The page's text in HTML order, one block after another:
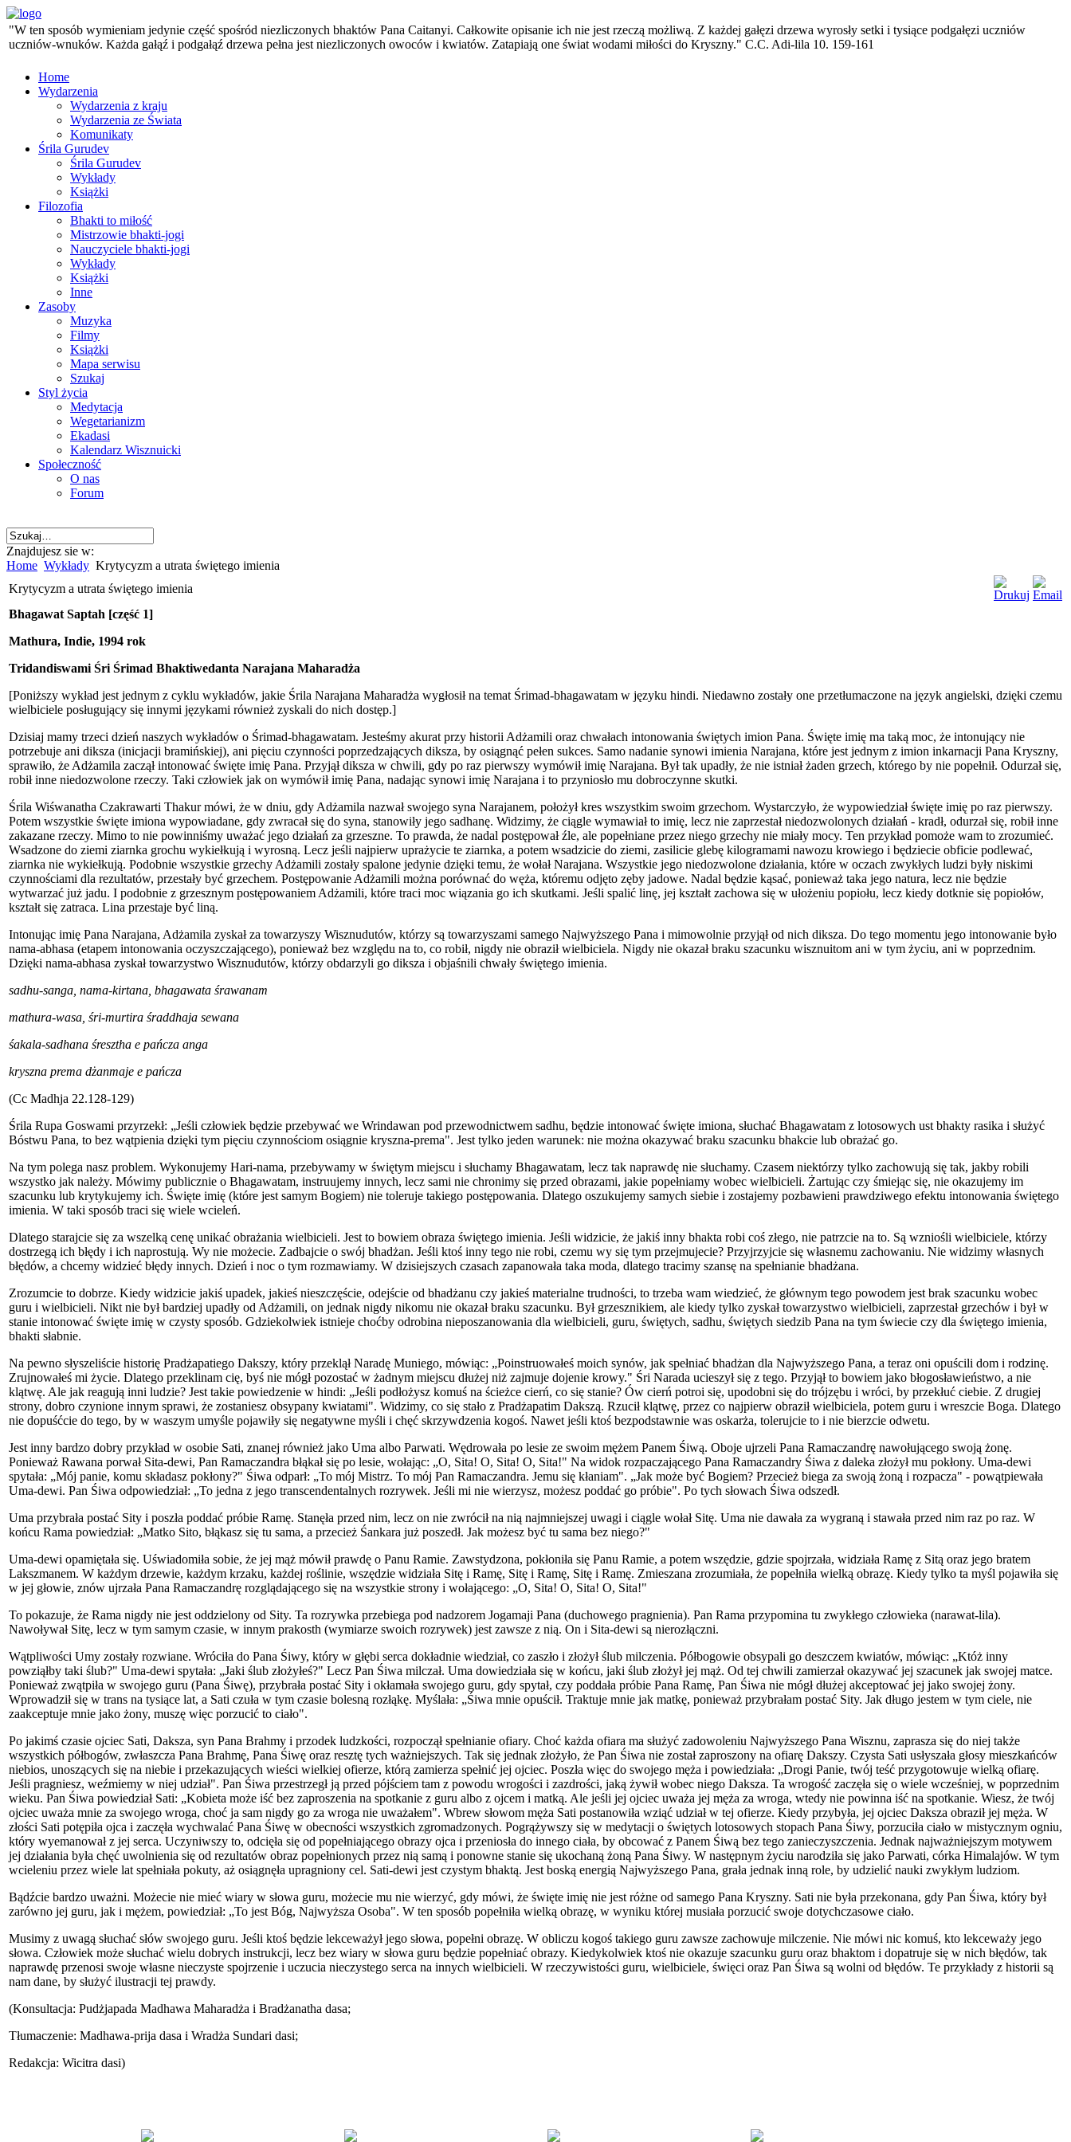
"W ten sposób wymieniam jedynie część spośród niezliczonych bhaktów Pana Caitanyi. Całkowite opisanie ich nie jest rzeczą możliwą. Z każdej gałęzi drzewa wyrosły setki i tysiące podgałęzi uczniów
uczniów-wnuków. Każda gałąź i podgałąź drzewa pełna jest niezliczonych owoców i kwiatów. Zatapiają one świat wodami miłości do Kryszny." C.C. Adi-lila 10. 159-161
Home
Wydarzenia
Wydarzenia z kraju
Wydarzenia ze Świata
Komunikaty
Śrila Gurudev
Śrila Gurudev
Wykłady
Książki
Filozofia
Bhakti to miłość
Mistrzowie bhakti-jogi
Nauczyciele bhakti-jogi
Wykłady
Książki
Inne
Zasoby
Muzyka
Filmy
Książki
Mapa serwisu
Szukaj
Styl życia
Medytacja
Wegetarianizm
Ekadasi
Kalendarz Wisznuicki
Społeczność
O nas
Forum
Znajdujesz sie w:
Home Wykłady Krytycyzm a utrata świętego imienia
Krytycyzm a utrata świętego imienia
Bhagawat Saptah [część 1]
Mathura, Indie, 1994 rok
Tridandiswami Śri Śrimad Bhaktiwedanta Narajana Maharadża
[Poniższy wykład jest jednym z cyklu wykładów, jakie Śrila Narajana Maharadża wygłosił na temat Śrimad-bhagawatam w języku hindi. Niedawno zostały one przetłumaczone na język angielski, dzięki czemu
wielbiciele posługujący się innymi językami również zyskali do nich dostęp.]
Dzisiaj mamy trzeci dzień naszych wykładów o Śrimad-bhagawatam. Jesteśmy akurat przy historii Adżamili oraz chwałach intonowania świętych imion Pana. Święte imię ma taką moc, że intonujący nie
potrzebuje ani diksza (inicjacji bramińskiej), ani pięciu czynności poprzedzających diksza, by osiągnąć pełen sukces. Samo nadanie synowi imienia Narajana, które jest jednym z imion inkarnacji Pana Kryszny,
sprawiło, że Adżamila zaczął intonować święte imię Pana. Przyjął diksza w chwili, gdy po raz pierwszy wymówił imię Narajana. Był tak upadły, że nie istniał żaden grzech, którego by nie popełnił. Odurzał się,
robił inne niedozwolone rzeczy. Taki człowiek jak on wymówił imię Pana, nadając synowi imię Narajana i to przyniosło mu dobroczynne skutki.
Śrila Wiśwanatha Czakrawarti Thakur mówi, że w dniu, gdy Adżamila nazwał swojego syna Narajanem, położył kres wszystkim swoim grzechom. Wystarczyło, że wypowiedział święte imię po raz pierwszy.
Potem wszystkie święte imiona wypowiadane, gdy zwracał się do syna, stanowiły jego sadhanę. Widzimy, że ciągle wymawiał to imię, lecz nie zaprzestał niedozwolonych działań - kradł, odurzał się, robił inne
zakazane rzeczy. Mimo to nie powinniśmy uważać jego działań za grzeszne. To prawda, że nadal postępował źle, ale popełniane przez niego grzechy nie miały mocy. Ten przykład pomoże wam to zrozumieć.
Wsadzone do ziemi ziarnka grochu wykiełkują i wyrosną. Lecz jeśli najpierw uprażycie te ziarnka, a potem wsadzicie do ziemi, zasilicie glebę kilogramami nawozu krowiego i będziecie obficie podlewać,
ziarnka nie wykiełkują. Podobnie wszystkie grzechy Adżamili zostały spalone jedynie dzięki temu, że wołał Narajana. Wszystkie jego niedozwolone działania, które w oczach zwykłych ludzi były niskimi
czynnościami dla rezultatów, przestały być grzechem. Postępowanie Adżamili można porównać do węża, któremu odjęto zęby jadowe. Nadal będzie kąsać, ponieważ taka jego natura, lecz nie będzie
wytwarzać już jadu. I podobnie z grzesznym postępowaniem Adżamili, które traci moc wiązania go ich skutkami. Jeśli spalić linę, jej kształt zachowa się w ułożeniu popiołu, lecz kiedy dotknie się popiołów,
kształt się zatraca. Lina przestaje być liną.
Intonując imię Pana Narajana, Adżamila zyskał za towarzyszy Wisznudutów, którzy są towarzyszami samego Najwyższego Pana i mimowolnie przyjął od nich diksza. Do tego momentu jego intonowanie było
nama-abhasa (etapem intonowania oczyszczającego), ponieważ bez względu na to, co robił, nigdy nie obraził wielbiciela. Nigdy nie okazał braku szacunku wisznuitom ani w tym życiu, ani w poprzednim.
Dzięki nama-abhasa zyskał towarzystwo Wisznudutów, którzy obdarzyli go diksza i objaśnili chwały świętego imienia.
sadhu-sanga, nama-kirtana, bhagawata śrawanam
mathura-wasa, śri-murtira śraddhaja sewana
śakala-sadhana śresztha e pańcza anga
kryszna prema dżanmaje e pańcza
(Cc Madhja 22.128-129)
Śrila Rupa Goswami przyrzekł: „Jeśli człowiek będzie przebywać we Wrindawan pod przewodnictwem sadhu, będzie intonować święte imiona, słuchać Bhagawatam z lotosowych ust bhakty rasika i służyć
Bóstwu Pana, to bez wątpienia dzięki tym pięciu czynnościom osiągnie kryszna-prema". Jest tylko jeden warunek: nie można okazywać braku szacunku bhakcie lub obrażać go.
Na tym polega nasz problem. Wykonujemy Hari-nama, przebywamy w świętym miejscu i słuchamy Bhagawatam, lecz tak naprawdę nie słuchamy. Czasem niektórzy tylko zachowują się tak, jakby robili
wszystko jak należy. Mówimy publicznie o Bhagawatam, instruujemy innych, lecz sami nie chronimy się przed obrazami, jakie popełniamy wobec wielbicieli. Żartując czy śmiejąc się, nie okazujemy im
szacunku lub krytykujemy ich. Święte imię (które jest samym Bogiem) nie toleruje takiego postępowania. Dlatego oszukujemy samych siebie i zostajemy pozbawieni prawdziwego efektu intonowania świętego
imienia. W taki sposób traci się wiele wcieleń.
Dlatego starajcie się za wszelką cenę unikać obrażania wielbicieli. Jest to bowiem obraza świętego imienia. Jeśli widzicie, że jakiś inny bhakta robi coś złego, nie patrzcie na to. Są wzniośli wielbiciele, którzy
dostrzegą ich błędy i ich naprostują. Wy nie możecie. Zadbajcie o swój bhadżan. Jeśli ktoś inny tego nie robi, czemu wy się tym przejmujecie? Przyjrzyjcie się własnemu zachowaniu. Nie widzimy własnych
błędów, a chcemy widzieć błędy innych. Dzień i noc o tym rozmawiamy. W dzisiejszych czasach zapanowała taka moda, dlatego tracimy szansę na spełnianie bhadżana.
Zrozumcie to dobrze. Kiedy widzicie jakiś upadek, jakieś nieszczęście, odejście od bhadżanu czy jakieś materialne trudności, to trzeba wam wiedzieć, że głównym tego powodem jest brak szacunku wobec
guru i wielbicieli. Nikt nie był bardziej upadły od Adżamili, on jednak nigdy nikomu nie okazał braku szacunku. Był grzesznikiem, ale kiedy tylko zyskał towarzystwo wielbicieli, zaprzestał grzechów i był w
stanie intonować święte imię w czysty sposób. Gdziekolwiek istnieje choćby odrobina nieposzanowania dla wielbicieli, guru, świętych, sadhu, świętych siedzib Pana na tym świecie czy dla świętego imienia,
bhakti słabnie.
Na pewno słyszeliście historię Pradżapatiego Dakszy, który przeklął Naradę Muniego, mówiąc: „Poinstruowałeś moich synów, jak spełniać bhadżan dla Najwyższego Pana, a teraz oni opuścili dom i rodzinę.
Zrujnowałeś mi życie. Dlatego przeklinam cię, byś nie mógł pozostać w żadnym miejscu dłużej niż zajmuje dojenie krowy." Śri Narada ucieszył się z tego. Przyjął to bowiem jako błogosławieństwo, a nie
klątwę. Ale jak reagują inni ludzie? Jest takie powiedzenie w hindi: „Jeśli podłożysz komuś na ścieżce cierń, co się stanie? Ów cierń potroi się, upodobni się do trójzębu i wróci, by przekłuć ciebie. Z drugiej
strony, dobro czynione innym sprawi, że zostaniesz obsypany kwiatami". Widzimy, co się stało z Pradżapatim Dakszą. Rzucił klątwę, przez co najpierw obraził wielbiciela, potem guru i wreszcie Boga. Dlatego
nie dopuśćcie do tego, by w waszym umyśle pojawiły się negatywne myśli i chęć skrzywdzenia kogoś. Nawet jeśli ktoś bezpodstawnie was oskarża, tolerujcie to i nie bierzcie odwetu.
Jest inny bardzo dobry przykład w osobie Sati, znanej również jako Uma albo Parwati. Wędrowała po lesie ze swoim mężem Panem Śiwą. Oboje ujrzeli Pana Ramaczandrę nawołującego swoją żonę.
Ponieważ Rawana porwał Sita-dewi, Pan Ramaczandra błąkał się po lesie, wołając: „O, Sita! O, Sita! O, Sita!" Na widok rozpaczającego Pana Ramaczandry Śiwa z daleka złożył mu pokłony. Uma-dewi
spytała: „Mój panie, komu składasz pokłony?" Śiwa odparł: „To mój Mistrz. To mój Pan Ramaczandra. Jemu się kłaniam". „Jak może być Bogiem? Przecież biega za swoją żoną i rozpacza" - powątpiewała
Uma-dewi. Pan Śiwa odpowiedział: „To jedna z jego transcendentalnych rozrywek. Jeśli mi nie wierzysz, możesz poddać go próbie". Po tych słowach Śiwa odszedł.
Uma przybrała postać Sity i poszła poddać próbie Ramę. Stanęła przed nim, lecz on nie zwrócił na nią najmniejszej uwagi i ciągle wołał Sitę. Uma nie dawała za wygraną i stawała przed nim raz po raz. W
końcu Rama powiedział: „Matko Sito, błąkasz się tu sama, a przecież Śankara już poszedł. Jak możesz być tu sama bez niego?"
Uma-dewi opamiętała się. Uświadomiła sobie, że jej mąż mówił prawdę o Panu Ramie. Zawstydzona, pokłoniła się Panu Ramie, a potem wszędzie, gdzie spojrzała, widziała Ramę z Sitą oraz jego bratem
Lakszmanem. W każdym drzewie, każdym krzaku, każdej roślinie, wszędzie widziała Sitę i Ramę, Sitę i Ramę, Sitę i Ramę. Zmieszana zrozumiała, że popełniła wielką obrazę. Kiedy tylko ta myśl pojawiła się
w jej głowie, znów ujrzała Pana Ramaczandrę rozglądającego się na wszystkie strony i wołającego: „O, Sita! O, Sita! O, Sita!"
To pokazuje, że Rama nigdy nie jest oddzielony od Sity. Ta rozrywka przebiega pod nadzorem Jogamaji Pana (duchowego pragnienia). Pan Rama przypomina tu zwykłego człowieka (narawat-lila).
Nawoływał Sitę, lecz w tym samym czasie, w innym prakosth (wymiarze swoich rozrywek) jest zawsze z nią. On i Sita-dewi są nierozłączni.
Wątpliwości Umy zostały rozwiane. Wróciła do Pana Śiwy, który w głębi serca dokładnie wiedział, co zaszło i złożył ślub milczenia. Półbogowie obsypali go deszczem kwiatów, mówiąc: „Któż inny
powziąłby taki ślub?" Uma-dewi spytała: „Jaki ślub złożyłeś?" Lecz Pan Śiwa milczał. Uma dowiedziała się w końcu, jaki ślub złożył jej mąż. Od tej chwili zamierzał okazywać jej szacunek jak swojej matce.
Ponieważ zwątpiła w swojego guru (Pana Śiwę), przybrała postać Sity i okłamała swojego guru, gdy spytał, czy poddała próbie Pana Ramę, Pan Śiwa nie mógł dłużej akceptować jej jako swojej żony.
Wprowadził się w trans na tysiące lat, a Sati czuła w tym czasie bolesną rozłąkę. Myślała: „Śiwa mnie opuścił. Traktuje mnie jak matkę, ponieważ przybrałam postać Sity. Jak długo jestem w tym ciele, nie
zaakceptuje mnie jako żony, muszę więc porzucić to ciało".
Po jakimś czasie ojciec Sati, Daksza, syn Pana Brahmy i przodek ludzkości, rozpoczął spełnianie ofiary. Choć każda ofiara ma służyć zadowoleniu Najwyższego Pana Wisznu, zaprasza się do niej także
wszystkich półbogów, zwłaszcza Pana Brahmę, Pana Śiwę oraz resztę tych ważniejszych. Tak się jednak złożyło, że Pan Śiwa nie został zaproszony na ofiarę Dakszy. Czysta Sati usłyszała głosy mieszkańców
niebios, unoszących się na niebie i przekazujących wieści wielkiej ofierze, którą zamierza spełnić jej ojciec. Poszła więc do swojego męża i powiedziała: „Drogi Panie, twój teść przygotowuje wielką ofiarę.
Jeśli pragniesz, weźmiemy w niej udział". Pan Śiwa przestrzegł ją przed pójściem tam z powodu wrogości i zazdrości, jaką żywił wobec niego Daksza. Ta wrogość zaczęła się o wiele wcześniej, w poprzednim
wieku. Pan Śiwa powiedział Sati: „Kobieta może iść bez zaproszenia na spotkanie z guru albo z ojcem i matką. Ale jeśli jej ojciec uważa jej męża za wroga, wtedy nie powinna iść na spotkanie. Wiesz, że twój
ojciec uważa mnie za swojego wroga, choć ja sam nigdy go za wroga nie uważałem". Wbrew słowom męża Sati postanowiła wziąć udział w tej ofierze. Kiedy przybyła, jej ojciec Daksza obraził jej męża. W
złości Sati potępiła ojca i zaczęła wychwalać Pana Śiwę w obecności wszystkich zgromadzonych. Pogrążywszy się w medytacji o świętych lotosowych stopach Pana Śiwy, porzuciła ciało w mistycznym ogniu,
który wyemanował z jej serca. Uczyniwszy to, odcięła się od popełniającego obrazy ojca i przeniosła do innego ciała, by obcować z Panem Śiwą bez tego zanieczyszczenia. Jednak najważniejszym motywem
jej działania była chęć uwolnienia się od rezultatów obraz popełnionych przez nią samą i ponowne stanie się ukochaną żoną Pana Śiwy. W następnym życiu narodziła się jako Parwati, córka Himalajów. W tym
wcieleniu przez wiele lat spełniała pokuty, aż osiągnęła upragniony cel. Sati-dewi jest czystym bhaktą. Jest boską energią Najwyższego Pana, grała jednak inną role, by udzielić nauki zwykłym ludziom.
Bądźcie bardzo uważni. Możecie nie mieć wiary w słowa guru, możecie mu nie wierzyć, gdy mówi, że święte imię nie jest różne od samego Pana Kryszny. Sati nie była przekonana, gdy Pan Śiwa, który był
zarówno jej guru, jak i mężem, powiedział: „To jest Bóg, Najwyższa Osoba". W ten sposób popełniła wielką obrazę, w wyniku której musiała porzucić swoje dotychczasowe ciało.
Musimy z uwagą słuchać słów swojego guru. Jeśli ktoś będzie lekceważył jego słowa, popełni obrazę. W obliczu kogoś takiego guru zawsze zachowuje milczenie. Nie mówi nic komuś, kto lekceważy jego
słowa. Człowiek może słuchać wielu dobrych instrukcji, lecz bez wiary w słowa guru będzie popełniać obrazy. Kiedykolwiek ktoś nie okazuje szacunku guru oraz bhaktom i dopatruje się w nich błędów, tak
naprawdę przenosi swoje własne nieczyste spojrzenie i uczucia nieczystego serca na innych wielbicieli. W rzeczywistości guru, wielbiciele, święci oraz Pan Śiwa są wolni od błędów. Te przykłady z historii są
nam dane, by służyć ilustracji tej prawdy.
(Konsultacja: Pudżjapada Madhawa Maharadża i Bradżanatha dasa;
Tłumaczenie: Madhawa-prija dasa i Wradża Sundari dasi;
Redakcja: Wicitra dasi)